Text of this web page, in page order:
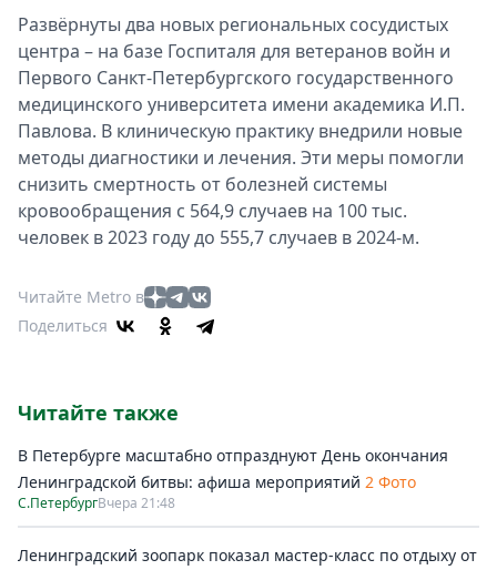
Развёрнуты два новых региональных сосудистых
центра – на базе Госпиталя для ветеранов войн и
Первого Санкт‑Петербургского государственного
медицинского университета имени академика И.П.
Павлова. В клиническую практику внедрили новые
методы диагностики и лечения. Эти меры помогли
снизить смертность от болезней системы
кровообращения с 564,9 случаев на 100 тыс.
человек в 2023 году до 555,7 случаев в 2024-м.
Читайте Metro в
Поделиться
Читайте также
В Петербурге масштабно отпразднуют День окончания
Ленинградской битвы: афиша мероприятий 2 Фото
С.ПетербургВчера 21:48
Ленинградский зоопарк показал мастер-класс по отдыху от